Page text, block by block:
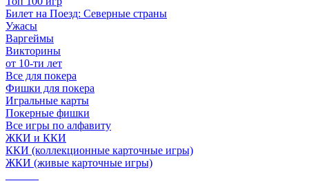
Билет на Поезд: Северные страны
Ужасы
Варгеймы
Викторины
от 10-ти лет
Все для покера
Фишки для покера
Игральные карты
Покерные фишки
Все игры по алфавиту
ЖКИ и ККИ
ККИ (коллекционные карточные игры)
ЖКИ (живые карточные игры)